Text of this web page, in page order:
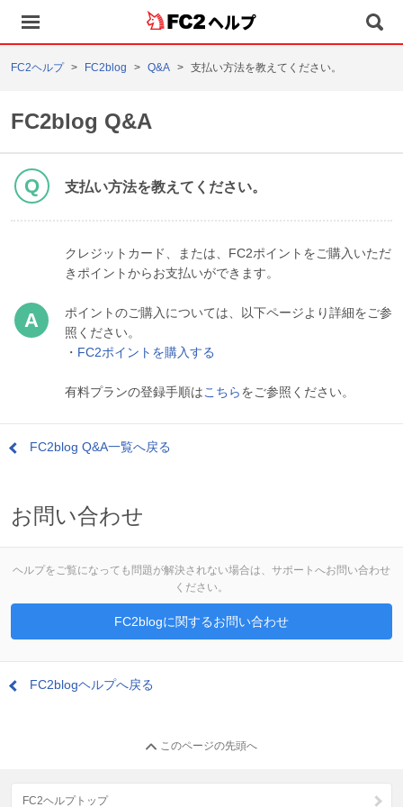
ヘルプ
FC2ヘルプ FC2blog Q&A 支払い方法を教えてください。
FC2blog Q&A
支払い方法を教えてください。
クレジットカード、または、FC2ポイントをご購入いただ
きポイントからお支払いができます。
ポイントのご購入については、以下ページより詳細をご参
照ください。
・ FC2ポイントを購入する
有料プランの登録手順はこちらをご参照ください。
FC2blog Q&A一覧へ戻る
お問い合わせ
ヘルプをご覧になっても問題が解決されない場合は、サポートへお問い合わせ
ください。
FC2blogに関するお問い合わせ
FC2blogヘルプへ戻る
このページの先頭へ
FC2ヘルプトップ